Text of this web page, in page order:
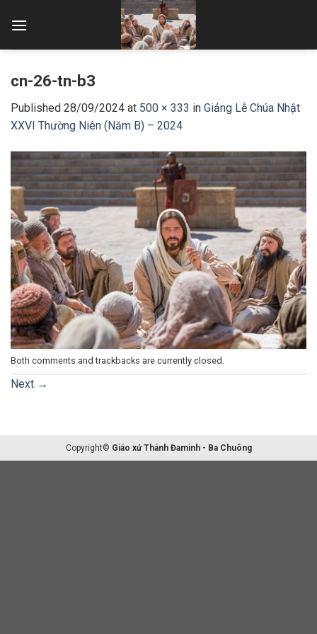
cn-26-tn-b3
Published 28/09/2024 at 500 × 333 in Giảng Lễ Chúa Nhật
XXVI Thường Niên (Năm B) – 2024
Both comments and trackbacks are currently closed.
Next →
Copyright© Giáo xứ Thánh Đaminh - Ba Chuông